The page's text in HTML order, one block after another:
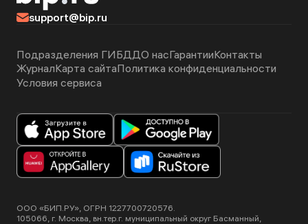
support@bip.ru
Подразделения ГИБДДО насГарантииКонтакты
ЖурналКарта сайтаПолитика конфиденциальности
Условия сервиса
ООО «БИП.РУ», ОГРН 1227700720576.
105066, г. Москва, вн.тер.г. муниципальный округ Басманный,